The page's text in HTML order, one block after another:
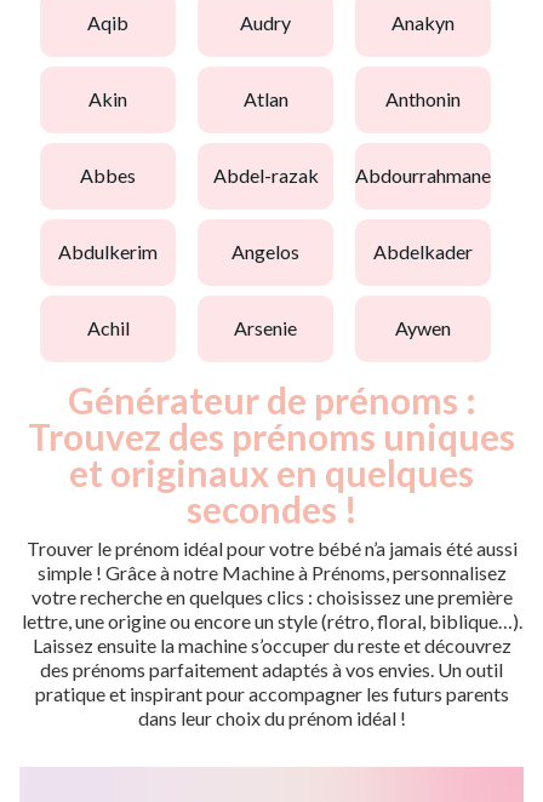
aqib audry anakyn
akin atlan anthonin
abbes abdel-razak abdourrahmane
abdulkerim angelos abdelkader
achil arsenie aywen
Générateur de prénoms :
Trouvez des prénoms uniques
et originaux en quelques
secondes !
Trouver le prénom idéal pour votre bébé n’a jamais été aussi
simple ! Grâce à notre Machine à Prénoms, personnalisez
votre recherche en quelques clics : choisissez une première
lettre, une origine ou encore un style (rétro, floral, biblique…).
Laissez ensuite la machine s’occuper du reste et découvrez
des prénoms parfaitement adaptés à vos envies. Un outil
pratique et inspirant pour accompagner les futurs parents
dans leur choix du prénom idéal !